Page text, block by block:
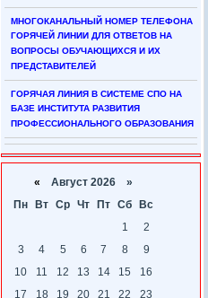
МНОГОКАНАЛЬНЫЙ НОМЕР ТЕЛЕФОНА
ГОРЯЧЕЙ ЛИНИИ ДЛЯ ОТВЕТОВ НА
ВОПРОСЫ ОБУЧАЮЩИХСЯ И ИХ
ПРЕДСТАВИТЕЛЕЙ
ГОРЯЧАЯ ЛИНИЯ В СИСТЕМЕ СПО НА
БАЗЕ ИНСТИТУТА РАЗВИТИЯ
ПРОФЕССИОНАЛЬНОГО ОБРАЗОВАНИЯ
« Август 2026 »
Пн
Вт Ср Чт Пт Сб
Вс
1
2
3
4 5 6 7 8
9
10
11 12 13 14 15
16
17
18 19 20 21 22
23